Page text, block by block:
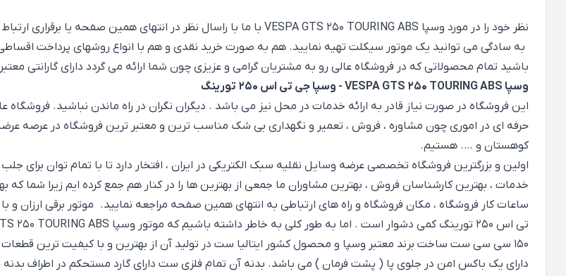
نظر خود را در مورد وسپا VESPA GTS 250 TOURING ABS با ما با راسال نظر در انتهای همین صفحه یا برقراری ارتباط از راه های ثبت شده در صفحه
به سادگی می توانید یک موتور سیکلت تهیه نمایید. هم به صورت خرید نقدی و هم با انواع روشهای پرداخت
باشید تمام محصولاتی که در فروشگاه عالی رو به مشتریان گرامی و عزیزی چون شما ارائه می گردد دارای گارانتی
وسپا VESPA GTS 250 TOURING ABS - وسپا جی تی اس 250 تورینگ
این فروشگاه در صورت نیاز قادر به ارائه خدمات در محل نیز می باشد . دیگران نگران در راه ماندن نباشید.
حرفه ای در اموری چون مشاوره ، فروش ، تعمیر و نگهداری بی شک مناسب ترین و معتبر ترین فروشگاه در عرصه
کوهستان و …. هستیم.
اولین و بزرگترین فروشگاه تخصصی عرضه وسایل نقلیه سبک الکتریکی در ایران ، افتخار دارد تا با تمام توان برای
خدمات ، بهترین کارشناسان فروش ، بهترین مشاوران ما جمعی از بهترین ها را در کنار هم جمع کرده ایم زیرا شما
ساعات کار فروشگاه ، مکان فروشگاه و راه های ارتباطی به انتهای همین صفحه مراجعه نمایید. موتور برقی ارزان
150 سی سی ست ساخت برند معتبر وسپا و محصول کشور ایتالیا ست در تولید آن از بهترین و با کیفیت ترین